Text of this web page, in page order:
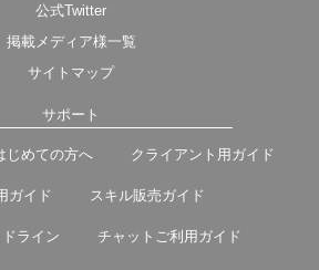
公式Twitter
掲載メディア様一覧
サイトマップ
サポート
じめての方へ クライアント用ガイド
ガイド スキル販売ガイド
ライン チャットご利用ガイド